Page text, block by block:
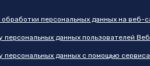
персональных данных на веб-
персональных данных пользователей
персональных данных с помощью